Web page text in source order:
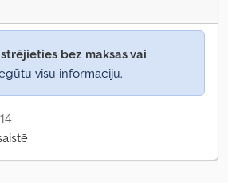
bez maksas vai
visu informāciju.